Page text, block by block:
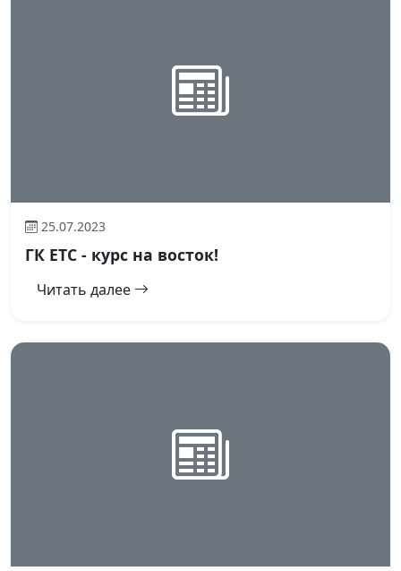
25.07.2023
ГК ЕТС - курс на восток!
Читать далее